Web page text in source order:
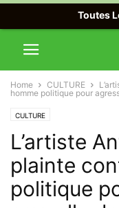
Home CULTURE
homme politique pour
CULTURE
L’artiste
plainte
politique
Toutes Les